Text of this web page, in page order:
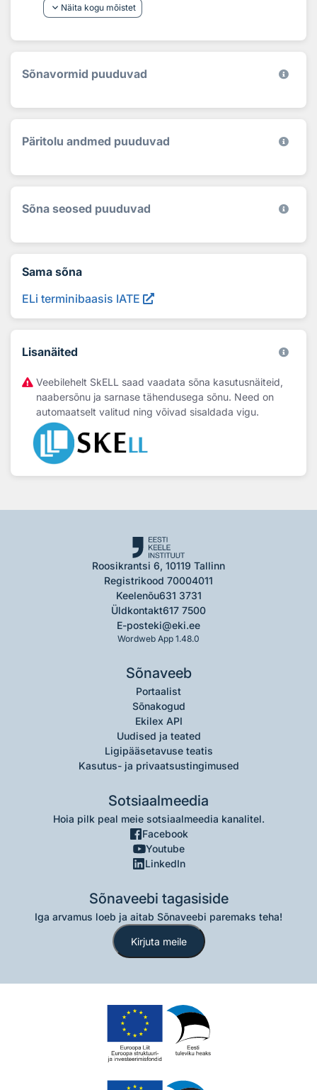
keyboard_arrow_down Näita kogu mõistet
Sõnavormid puuduvad
Päritolu andmed puuduvad
Sõna seosed puuduvad
Sama sõna
ELi terminibaasis IATE
Lisanäited
Veebilehelt SkELL saad vaadata sõna kasutusnäiteid,
naabersõnu ja sarnase tähendusega sõnu. Need on
automaatselt valitud ning võivad sisaldada vigu.
Roosikrantsi 6, 10119 Tallinn
Registrikood 70004011
Keelenõu631 3731
Üldkontakt617 7500
E-posteki@eki.ee
Wordweb App 1.48.0
Sõnaveeb
Portaalist
Sõnakogud
Ekilex API
Uudised ja teated
Ligipääsetavuse teatis
Kasutus- ja privaatsustingimused
Sotsiaalmeedia
Hoia pilk peal meie sotsiaalmeedia kanalitel.
Facebook
Youtube
LinkedIn
Sõnaveebi tagasiside
Iga arvamus loeb ja aitab Sõnaveebi paremaks teha!
Kirjuta meile